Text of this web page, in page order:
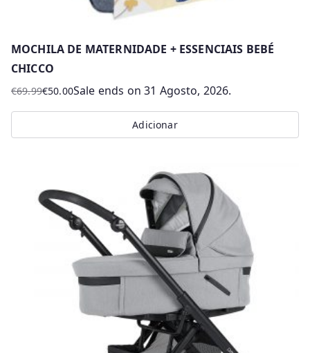
MOCHILA DE MATERNIDADE + ESSENCIAIS BEBÉ
CHICCO
€69.99
O
preço
€50.00
O
preço
Sale ends on 31 Agosto, 2026.
Adicionar